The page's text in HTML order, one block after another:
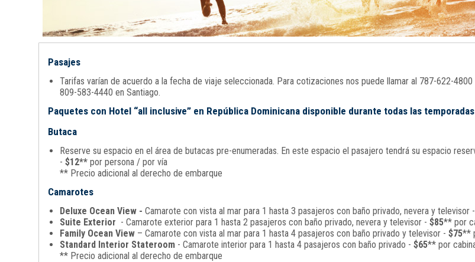
Pasajes
Tarifas varían de acuerdo a la fecha de viaje seleccionada. Para cotizaciones nos puede llamar al 787-622-
809-583-4440 en Santiago.
Paquetes con Hotel “all inclusive” en República Dominicana disponible durante todas las temporadas
Butaca
Reserve su espacio en el área de butacas pre-enumeradas. En este espacio el pasajero tendrá su espacio
- $12**por persona / por vía
** Precio adicional al derecho de embarque
Camarotes
Deluxe Ocean View - Camarote con vista al mar para 1 hasta 3 pasajeros con baño privado, nevera y televisor -
Suite Exterior - Camarote exterior para 1 hasta 2 pasajeros con baño privado, nevera y televisor - $85** por
Family Ocean View– Camarote con vista al mar para 1 hasta 4 pasajeros con baño privado y televisor - $75**
Standard Interior Stateroom- Camarote interior para 1 hasta 4 pasajeros con baño privado - $65** por
** Precio adicional al derecho de embarque